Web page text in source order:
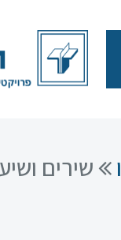
שירים